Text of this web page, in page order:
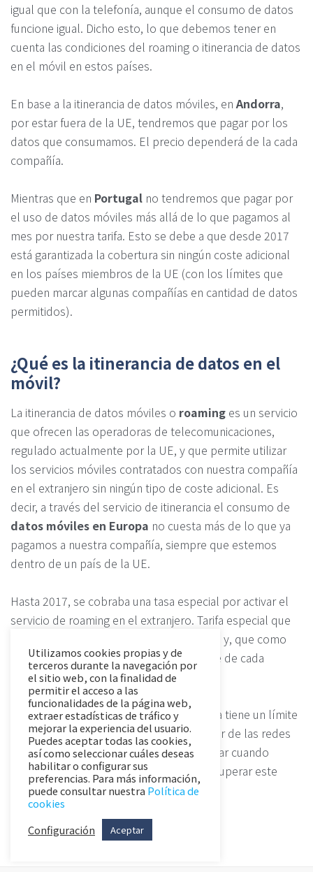
igual que con la telefonía, aunque el consumo de datos
funcione igual. Dicho esto, lo que debemos tener en
cuenta las condiciones del roaming o itinerancia de datos
en el móvil en estos países.
En base a la itinerancia de datos móviles, enAndorra,
por estar fuera de la UE, tendremos que pagar por los
datos que consumamos. El precio dependerá de la cada
compañía.
Mientras que en Portugal no tendremos que pagar por
el uso de datos móviles más allá de lo que pagamos al
mes por nuestra tarifa. Esto se debe a que desde 2017
está garantizada la cobertura sin ningún coste adicional
en los países miembros de la UE (con los límites que
pueden marcar algunas compañías en cantidad de datos
permitidos).
¿Qué es la itinerancia de datos en el
móvil?
La itinerancia de datos móviles o roaming es un servicio
que ofrecen las operadoras de telecomunicaciones,
regulado actualmente por la UE, y que permite utilizar
los servicios móviles contratados con nuestra compañía
en el extranjero sin ningún tipo de coste adicional. Es
decir, a través del servicio de itinerancia el consumo de
datos móviles en Europa no cuesta más de lo que ya
pagamos a nuestra compañía, siempre que estemos
dentro de un país de la UE.
Hasta 2017, se cobraba una tasa especial por activar el
servicio de roaming en el extranjero. Tarifa especial que
sigue aplicando si viajamos fuera de la UE y, que como
decíamos antes, el precio fijado depende de cada
compañía.
Hay que tener en cuenta que la itinerancia tiene un límite
de tiempo (unos 2 meses), para no abusar de las redes
extranjeras. Pero dado que se suele activar cuando
salimos de viaje al extranjero, sería raro superar este
tiempo.
Utilizamos cookies propias y de
terceros durante la navegación por
el sitio web, con la finalidad de
permitir el acceso a las
funcionalidades de la página web,
extraer estadísticas de tráfico y
mejorar la experiencia del usuario.
Puedes aceptar todas las cookies,
así como seleccionar cuáles deseas
habilitar o configurar sus
preferencias. Para más información,
puede consultar nuestra Política de
cookies
Configuración
Aceptar